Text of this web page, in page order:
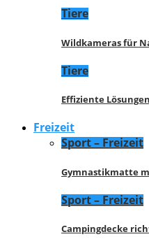
Tiere
Wildkameras für
Tiere
Effiziente
Freizeit
Sport – Freizeit
Gymnastikmatte
Sport – Freizeit
Campingdecke